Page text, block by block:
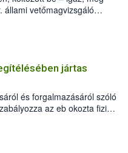
állami vetőmagvizsgáló
alatti, Czigler Győző által
jártas
és forgalmazásáról szóló
az eb okozta fizikai
felmerülő
eb tartását és annak